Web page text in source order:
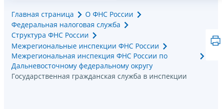
Главная страница
О ФНС России
Федеральная налоговая служба
Структура ФНС России
Межрегиональные инспекции ФНС России
Межрегиональная инспекция ФНС России по
Дальневосточному федеральному округу
Государственная гражданская служба в инспекции